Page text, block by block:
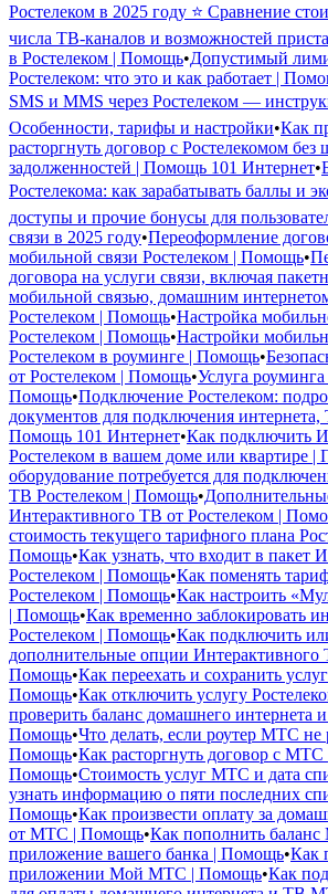
Ростелеком в 2025 году ⭐ Сравнение
числа ТВ-каналов и возможностей
в Ростелеком | Помощь•Допустимый
Ростелеком: что это и как работает |
SMS и MMS через Ростелеком —
Особенности, тарифы и настройки•Как
расторгнуть договор с Ростелекомом без
задолженностей | Помощь 101 Интернет•
Ростелекома: как зарабатывать баллы и
доступы и прочие бонусы для
связи в 2025 году•Переоформление
мобильной связи Ростелеком | Помощь•
договора на услуги связи, включая
мобильной связью, домашним
Ростелеком | Помощь•Настройка
Ростелеком | Помощь•Настройки
Ростелеком в роуминге | Помощь•
от Ростелеком | Помощь•Услуга
Помощь•Подключение Ростелеком:
документов для подключения
Помощь 101 Интернет•Как подключить
Ростелеком в вашем доме или квартире |
оборудование потребуется для
ТВ Ростелеком | Помощь•
Интерактивного ТВ от Ростелеком |
стоимость текущего тарифного плана
Помощь•Как узнать, что входит в пакет
Ростелеком | Помощь•Как поменять
Ростелеком | Помощь•Как настроить
| Помощь•Как временно заблокировать
Ростелеком | Помощь•Как подключить
дополнительные опции Интерактивного
Помощь•Как переехать и сохранить
Помощь•Как отключить услугу
проверить баланс домашнего
Помощь•Что делать, если роутер МТС не
Помощь•Как расторгнуть договор с МТС
Помощь•Стоимость услуг МТС и дата
узнать информацию о пяти последних
Помощь•Как произвести оплату за
от МТС | Помощь•Как пополнить
приложение вашего банка | Помощь•Как
приложении Мой МТС | Помощь•Как